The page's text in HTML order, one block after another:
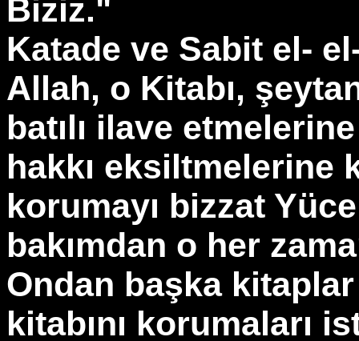
Biziz."
Katade ve Sabit el-
Allah, o Kitabı,
batılı ilave
hakkı eksiltmelerine
korumayı bizzat
bakımdan o her
Ondan başka
kitabını korumaları